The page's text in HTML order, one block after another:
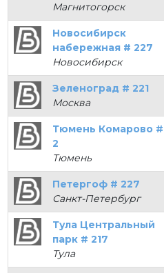
Магнитогорск
Новосибирск
набережная # 227
Новосибирск
Зеленоград # 221
Москва
Тюмень Комарово #
2
Тюмень
Петергоф # 227
Санкт-Петербург
Тула Центральный
парк # 217
Тула